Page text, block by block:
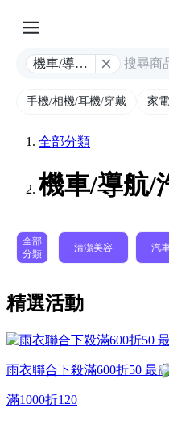
機車/導航/
手機/相機/耳機/穿戴 家
全部分類
機車/導航/
全部
分類
清潔美容 汽
精選活動
雨衣聯合下殺滿600折50 最
滿1000折120